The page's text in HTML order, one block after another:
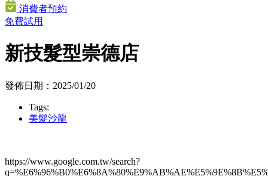
消費者預約
免費試用
新技髮型崇德店
發佈日期：2025/01/20
Tags:
美髮沙龍
https://www.google.com.tw/search?